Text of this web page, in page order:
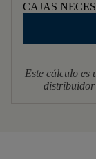
CAJAS
Este cálculo es
distribuidor